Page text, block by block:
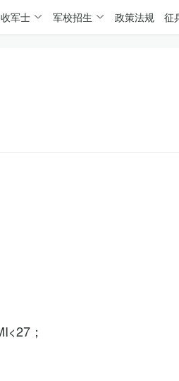
军士 军校招生 政策法规 征
；